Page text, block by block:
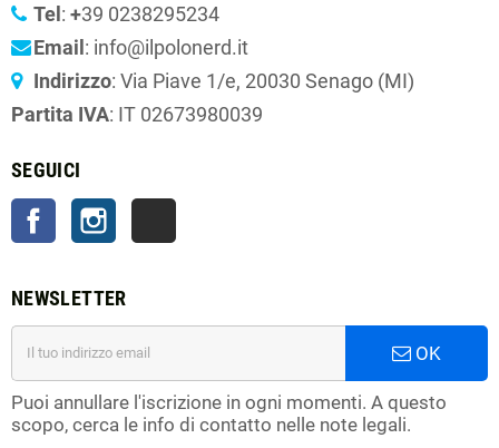
Tel: +39 0238295234
Email: info@ilpolonerd.it
Indirizzo: Via Piave 1/e, 20030 Senago (MI)
Partita IVA: IT 02673980039
SEGUICI
FacebookInstagram
NEWSLETTER
OK
Puoi annullare l'iscrizione in ogni momenti. A questo
scopo, cerca le info di contatto nelle note legali.